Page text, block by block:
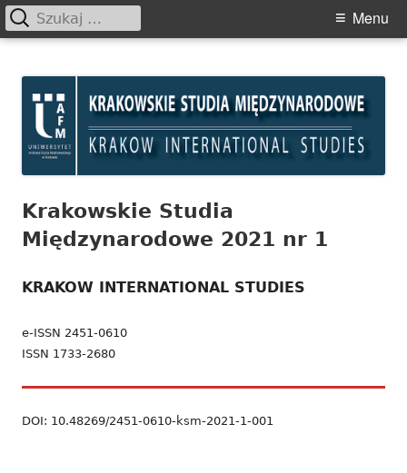
content
Międzynarodowe
Primary
Menu
Szukaj:
Krakowskie Studia
Międzynarodowe 2021 nr 1
KRAKOW INTERNATIONAL STUDIES
e-ISSN 2451-0610
ISSN 1733-2680
DOI: 10.48269/2451-0610-ksm-2021-1-001